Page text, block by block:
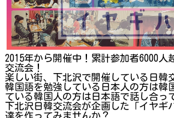
2015年から開催中！累計参加者6000人
交流会！
楽しい街、下北沢で開催している日韓
韓国語を勉強している日本人の方は韓
ている韓国人の方は日本語で話し合っ
下北沢日韓交流会が企画した「イヤギ
達を作ってみませんか？